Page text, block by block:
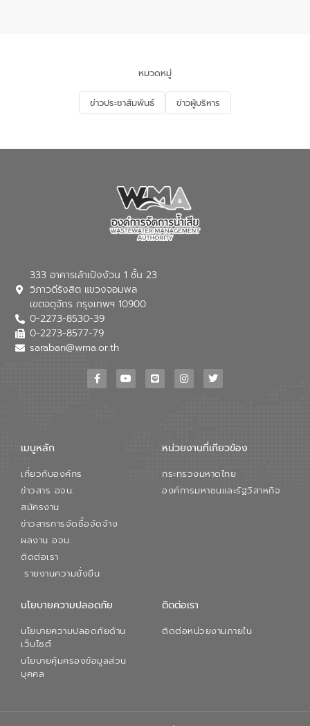
จัดการน้ำเสียและสร้างจิตสำนึกในการ
อนุรักษ์สิ่งแวดล้อม ในหัวข้อ “น้ำเสียชุมชน
และการบำบัดน้ำเสียเบื้องต้น” โดยให้ความรู้
เกี่ยวกับสาเหตุและผลกระทบของน้ำเสีย
ณ เทศบาลตำบลบางเลน จังหวัดนครปฐม
หมวดหมู่
ข่าวประชาสัมพันธ์ ข่าวผู้บริหาร
333 อาคารเล้าเป้งง้วน 1 ชั้น 23
วิภาวดีรังสิต แขวงจอมพล
เขตจตุจักร กรุงเทพฯ 10900
0-2273-8530-39
0-2273-8577-79
saraban@wma.or.th
เมนูหลัก
เกี่ยวกับองค์กร
ข่าวสาร อจน.
สมัครงาน
ข่าวสารการจัดซื้อจัดจ้าง
ผลงาน อจน.
ติดต่อเรา
รายงานความยั่งยืน
หน่วยงานที่เกียวข้อง
กระทรวงมหาดไทย
องค์การมหาชนและรัฐวิสาหกิจ
นโยบายความปลอดภัย
นโยบายความปลอดภัยด้าน
เว็บไซต์
นโยบายคุ้มครองข้อมูลส่วน
บุคคล
ติดต่อเรา
ติดต่อหน่วยงานภายใน